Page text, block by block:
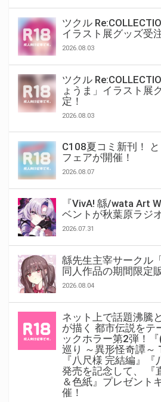
ツクル
イラスト展グッズ受
2026.08.03
ツクル
ょうま」イラスト展
定！
2026.08.03
C108夏コミ新刊！
フェアが開催！
2026.08.07
『VivA! 緜/wata Art
ベントが秋葉原ラジ
2026.07.31
緜先生主宰サークル
同人作品の期間限定
2026.08.04
ネット上で話題沸騰
が描く 都市伝説をテ
ックホラー第2弾！
巡り ～異形怪奇譚～
『八尺様 完結編』
発売を記念して、 『
＆色紙』プレゼント
催！